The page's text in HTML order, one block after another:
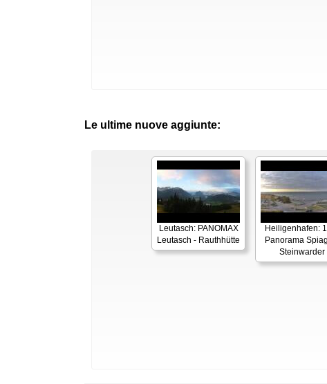
Le ultime nuove aggiunte:
Leutasch: PANOMAX
Leutasch - Rauthhütte
Heiligenhafen:
Panorama
Steinwarder